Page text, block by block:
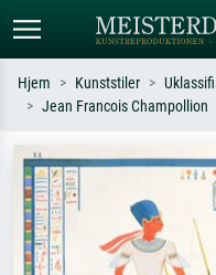
Søk etter kunstner, tittel eller stil
eksempel Monet, Stjernenatt,
impresjonisme, Hokusai-bølgen,
Hjem Kunststiler
Jean Francois Champollion